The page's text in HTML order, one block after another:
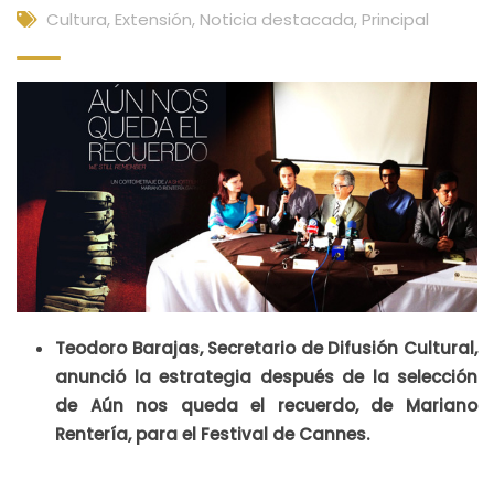
Cultura, Extensión, Noticia destacada, Principal
Teodoro Barajas, Secretario de Difusión Cultural,
anunció la estrategia después de la selección
de Aún nos queda el recuerdo, de Mariano
Rentería, para el Festival de Cannes.